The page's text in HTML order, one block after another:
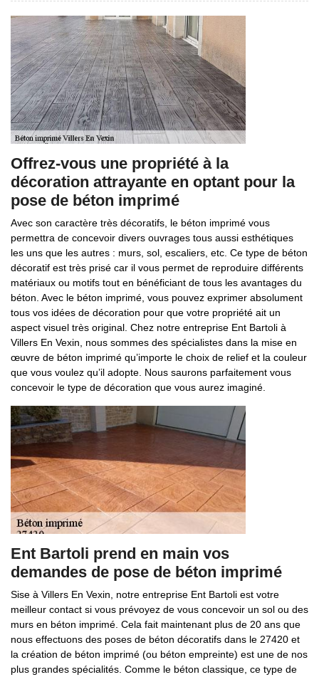
Offrez-vous une propriété à la
décoration attrayante en optant pour la
pose de béton imprimé
Avec son caractère très décoratifs, le béton imprimé vous
permettra de concevoir divers ouvrages tous aussi esthétiques
les uns que les autres : murs, sol, escaliers, etc. Ce type de béton
décoratif est très prisé car il vous permet de reproduire différents
matériaux ou motifs tout en bénéficiant de tous les avantages du
béton. Avec le béton imprimé, vous pouvez exprimer absolument
tous vos idées de décoration pour que votre propriété ait un
aspect visuel très original. Chez notre entreprise Ent Bartoli à
Villers En Vexin, nous sommes des spécialistes dans la mise en
œuvre de béton imprimé qu’importe le choix de relief et la couleur
que vous voulez qu’il adopte. Nous saurons parfaitement vous
concevoir le type de décoration que vous aurez imaginé.
Ent Bartoli prend en main vos
demandes de pose de béton imprimé
Sise à Villers En Vexin, notre entreprise Ent Bartoli est votre
meilleur contact si vous prévoyez de vous concevoir un sol ou des
murs en béton imprimé. Cela fait maintenant plus de 20 ans que
nous effectuons des poses de béton décoratifs dans le 27420 et
la création de béton imprimé (ou béton empreinte) est une de nos
plus grandes spécialités. Comme le béton classique, ce type de